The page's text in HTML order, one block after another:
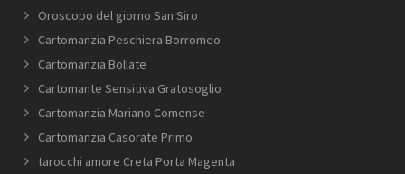
Oroscopo del giorno San Siro
Cartomanzia Peschiera Borromeo
Cartomanzia Bollate
Cartomante Sensitiva Gratosoglio
Cartomanzia Mariano Comense
Cartomanzia Casorate Primo
tarocchi amore Creta Porta Magenta